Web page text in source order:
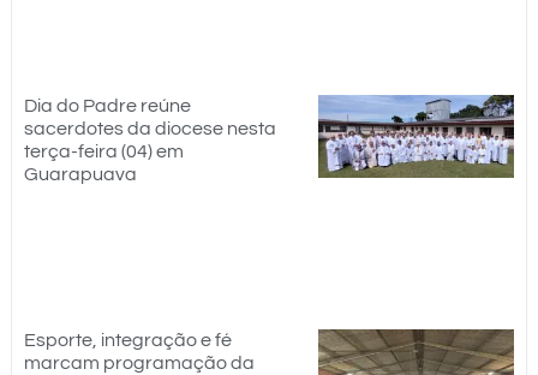
Dia do Padre reúne
sacerdotes da diocese nesta
terça-feira (04) em
Guarapuava
Esporte, integração e fé
marcam programação da